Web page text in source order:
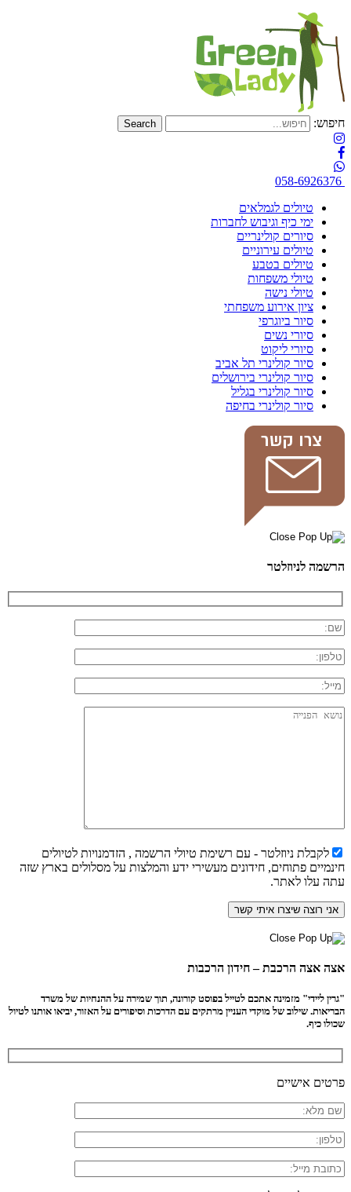
חיפוש:
058-6926376
טיולים לגמלאים
ימי כיף וגיבוש לחברות
סיורים קולינריים
טיולים עירוניים
טיולים בטבע
טיולי משפחות
טיולי נישה
ציון אירוע משפחתי
סיור ביוגרפי
סיורי נשים
סיורי ליקוט
סיור קולינרי תל אביב
סיור קולינרי בירושלים
סיור קולינרי בגליל
סיור קולינרי בחיפה
הרשמה לניוזלטר
לקבלת ניוזלטר - עם רשימת טיולי הרשמה , הזדמנויות לטיולים
חינמיים פתוחים, חידונים מעשירי ידע והמלצות על מסלולים בארץ שזה
עתה עלו לאתר.
אצה אצה הרכבת – חידון הרכבות
"גרין ליידי" מזמינה אתכם לטייל בפוסט קורונה, תוך שמירה על ההנחיות של משרד
הבריאות. שילוב של מוקדי העניין מרתקים עם הדרכות וסיפורים על האזור, יביאו אותנו לטיול
שכולו כיף.
פרטים אישיים